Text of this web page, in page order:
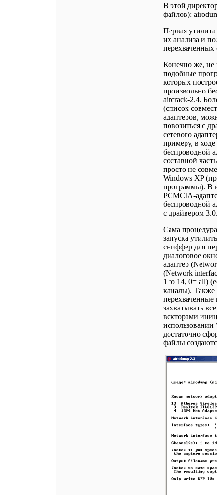
В этой
файлов):
Первая утилита
их анализа и
перехваченных
Конечно же, не
подобные
которых
произвольно
aircrack-2.4.
(список
адаптеров,
повозиться с
сетевого
примеру, в
беспроводной
составной
просто не
Windows XP
программы). В
PCMCIA-
беспроводной
с драйвером
Сама
запуска
сниффер для
диалоговое
адаптер
(Network
1 to 14, 0= all)
каналы). Также
перехваченные
захватывать
векторами
использовании
достаточно
файлы